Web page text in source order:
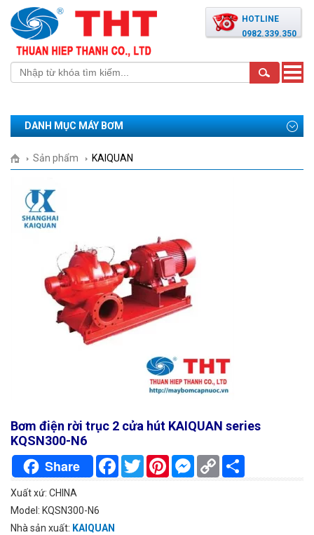
HOTLINE
0982.339.350
Toggle
DANH MỤC MÁY BƠM
Sản phẩm KAIQUAN
Bơm điện rời trục 2 cửa hút KAIQUAN series
KQSN300-N6
Share FacebookTwitterPinterestMessenger
Copy
Link
Xuất xứ: CHINA
Model: KQSN300-N6
Nhà sản xuất: KAIQUAN